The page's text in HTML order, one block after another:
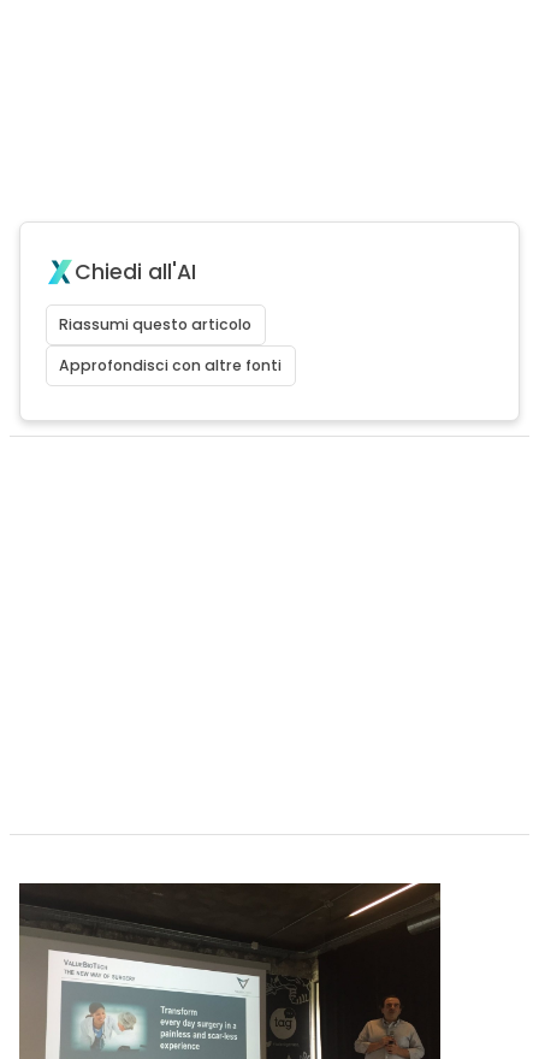
Chiedi all'AI
Riassumi questo articolo
Approfondisci con altre fonti